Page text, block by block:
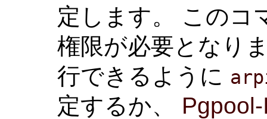
定します。 このコ
権限が必要となり
行できるように
定するか、